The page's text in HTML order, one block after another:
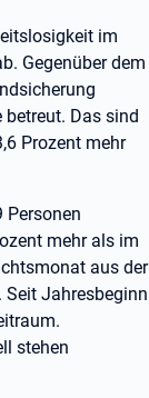
im
Gegenüber dem
Das sind
Prozent mehr
Personen
mehr als im
aus der
Jahresbeginn
stehen